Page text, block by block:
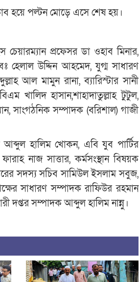
হয়ে পল্টন মোড়ে এসে শেষ হয়।
প্রফেসর ডা ওহাব মিনার,
হেলাল উদ্দিন আহমেদ, যুগ্ম সাধারণ
আল মামুন রানা, ব্যারিস্টার সানী
খালিদ হাসান,শাহাদাতুল্লাহ টুটুল,
সাংগঠনিক সম্পাদক (বরিশাল) গাজী
হালিম খোকন, এবি যুব পার্টির
নাজ সাত্তার, কর্মসংস্থান বিষয়ক
সদস্য সচিব সামিউল ইসলাম সবুজ,
সাধারণ সম্পাদক রাফিউর রহমান
দপ্তর সম্পাদক আব্দুল হালিম নান্নু।